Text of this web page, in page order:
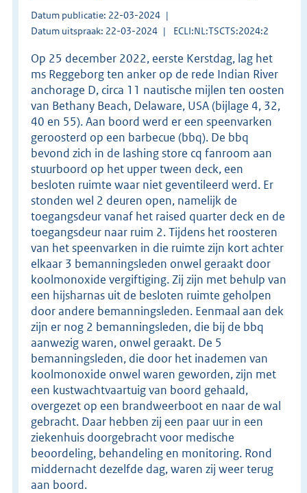
Datum publicatie: 22-03-2024
Datum uitspraak: 22-03-2024
ECLI:NL:TSCTS:2024:2
Op 25 december 2022, eerste Kerstdag, lag het
ms Reggeborg ten anker op de rede Indian River
anchorage D, circa 11 nautische mijlen ten oosten
van Bethany Beach, Delaware, USA (bijlage 4, 32,
40 en 55). Aan boord werd er een speenvarken
geroosterd op een barbecue (bbq). De bbq
bevond zich in de lashing store cq fanroom aan
stuurboord op het upper tween deck, een
besloten ruimte waar niet geventileerd werd. Er
stonden wel 2 deuren open, namelijk de
toegangsdeur vanaf het raised quarter deck en de
toegangsdeur naar ruim 2. Tijdens het roosteren
van het speenvarken in die ruimte zijn kort achter
elkaar 3 bemanningsleden onwel geraakt door
koolmonoxide vergiftiging. Zij zijn met behulp van
een hijsharnas uit de besloten ruimte geholpen
door andere bemanningsleden. Eenmaal aan dek
zijn er nog 2 bemanningsleden, die bij de bbq
aanwezig waren, onwel geraakt. De 5
bemanningsleden, die door het inademen van
koolmonoxide onwel waren geworden, zijn met
een kustwachtvaartuig van boord gehaald,
overgezet op een brandweerboot en naar de wal
gebracht. Daar hebben zij een paar uur in een
ziekenhuis doorgebracht voor medische
beoordeling, behandeling en monitoring. Rond
middernacht dezelfde dag, waren zij weer terug
aan boord.